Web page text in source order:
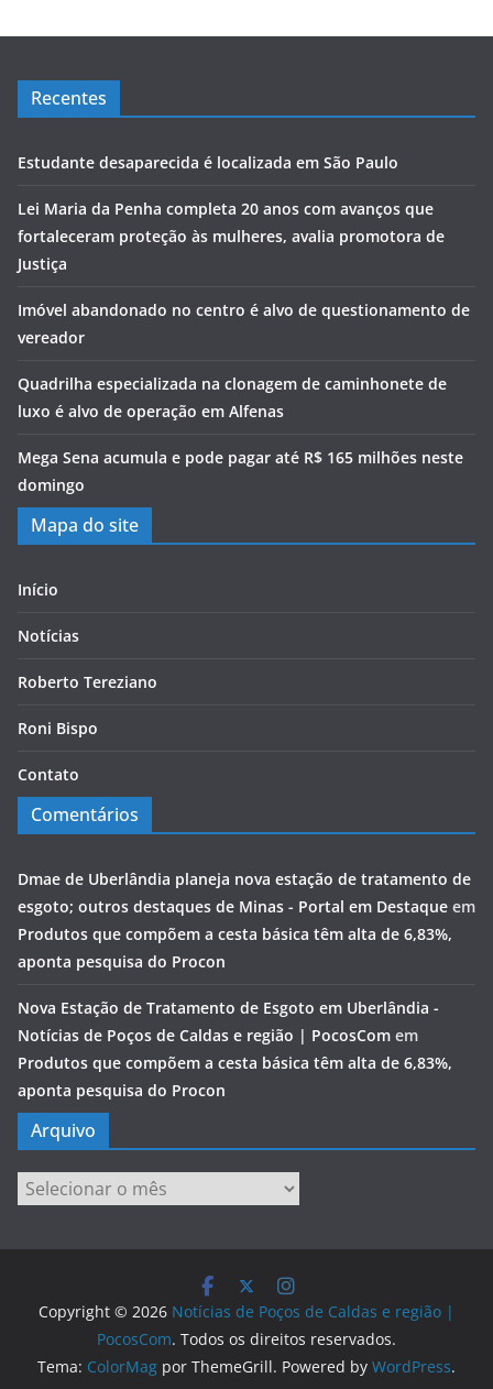
Recentes
Estudante desaparecida é localizada em São Paulo
Lei Maria da Penha completa 20 anos com avanços que
fortaleceram proteção às mulheres, avalia promotora de
Justiça
Imóvel abandonado no centro é alvo de questionamento de
vereador
Quadrilha especializada na clonagem de caminhonete de
luxo é alvo de operação em Alfenas
Mega Sena acumula e pode pagar até R$ 165 milhões neste
domingo
Mapa do site
Início
Notícias
Roberto Tereziano
Roni Bispo
Contato
Comentários
Dmae de Uberlândia planeja nova estação de tratamento de
esgoto; outros destaques de Minas - Portal em Destaque em
Produtos que compõem a cesta básica têm alta de 6,83%,
aponta pesquisa do Procon
Nova Estação de Tratamento de Esgoto em Uberlândia -
Notícias de Poços de Caldas e região | PocosCom em
Produtos que compõem a cesta básica têm alta de 6,83%,
aponta pesquisa do Procon
Arquivo
Arquivo
Copyright © 2026 Notícias de Poços de Caldas e região |
PocosCom. Todos os direitos reservados.
Tema: ColorMag por ThemeGrill. Powered by WordPress.